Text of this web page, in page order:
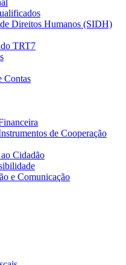
Direitos Humanos (SIDH)
do TRT7
Contas
de Cooperação
Cidadão
e Comunicação